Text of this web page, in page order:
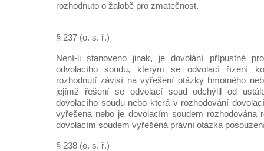
rozhodnuto o žalobě pro zmatečnost.
§ 237 (o. s. ř.)
Není-li stanoveno jinak, je dovolání přípustné
odvolacího soudu, kterým se odvolací řízení
rozhodnutí závisí na vyřešení otázky hmotného
jejímž řešení se odvolací soud odchýlil od
dovolacího soudu nebo která v rozhodování
vyřešena nebo je dovolacím soudem rozhodována
dovolacím soudem vyřešená právní otázka
§ 238 (o. s. ř.)